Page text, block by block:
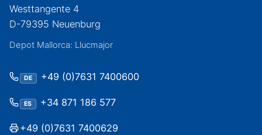
Westtangente 4
D-79395 Neuenburg
Depot Mallorca: Llucmajor
DE +49 (0)7631 7400600
ES +34 871 186 577
+49 (0)7631 7400629